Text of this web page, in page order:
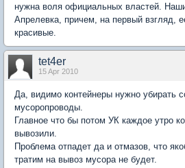
нужна воля официальных властей.
Апрелевка, причем, на первый взгляд,
красивые.
tet4er
15 Apr 2010
Да, видимо контейнеры нужно убирать
мусоропроводы.
Главное что бы потом УК каждое утро
вывозили.
Проблема отпадет да и отмазов, что
тратим на вывоз мусора не будет.